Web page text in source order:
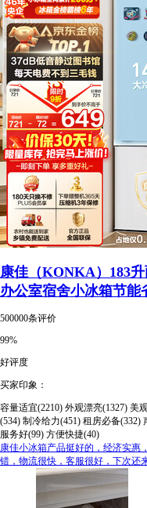
康佳（KONKA）183
办公室宿舍小冰箱节能
500000条评价
99%
好评度
买家印象：
容量适宜(2210) 外观漂亮(1327) 美
(534) 制冷给力(451) 租房必备(332)
服务好(99) 方便快捷(40)
康佳小冰箱产品挺好的，经济实惠
错，物流很快，客服很好，下次还